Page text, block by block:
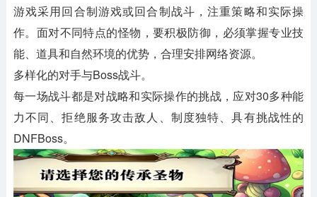
游戏采用回合制游戏或回合制战斗，注重策略和实际操
作。面对不同特点的怪物，要积极防御，必须掌握专业技
能、道具和自然环境的优势，合理安排网络资源。
多样化的对手与Boss战斗。
每一场战斗都是对战略和实际操作的挑战，应对30多种能
力不同、拒绝服务攻击敌人、制度独特、具有挑战性的
DNFBoss。